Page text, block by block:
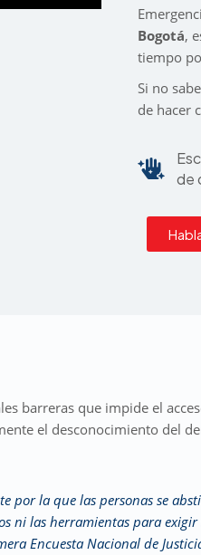
Bogotá,
tiempo
Si no
de hacer
de
barreras que impide el
el desconocimiento del
por la que las personas se
ni las herramientas para
Encuesta Nacional de